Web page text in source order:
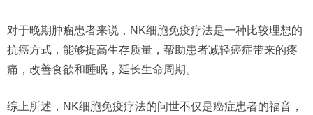
对于晚期肿瘤患者来说，NK细胞免疫疗法是一种比较理想的
抗癌方式，能够提高生存质量，帮助患者减轻癌症带来的疼
痛，改善食欲和睡眠，延长生命周期。
综上所述，NK细胞免疫疗法的问世不仅是癌症患者的福音，